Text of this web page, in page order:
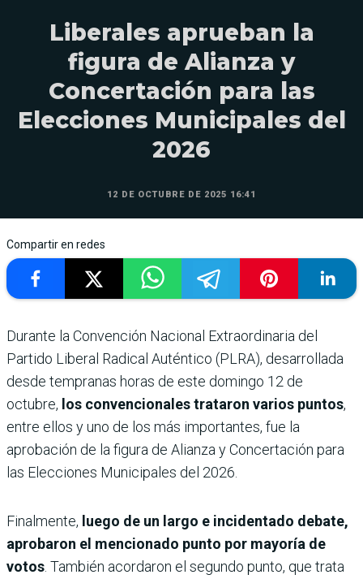
Liberales aprueban la
figura de Alianza y
Concertación para las
Elecciones Municipales del
2026
12 DE OCTUBRE DE 2025 16:41
Compartir en redes
Durante la Convención Nacional Extraordinaria del
Partido Liberal Radical Auténtico (PLRA), desarrollada
desde tempranas horas de este domingo 12 de
octubre, los convencionales trataron varios puntos,
entre ellos y uno de los más importantes, fue la
aprobación de la figura de Alianza y Concertación para
las Elecciones Municipales del 2026.
Finalmente, luego de un largo e incidentado debate,
aprobaron el mencionado punto por mayoría de
votos . También acordaron el segundo punto, que trata